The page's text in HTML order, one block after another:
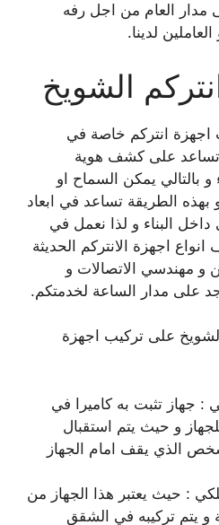
مدار العام من اجل رفه
لدينا.
الشويخ
اجهزة انتركم خاصة في
تساعد على كشف هوية
بالتالي يمكن السماح او
الطريقة تساعد في ابعاد
البناء و لذا نعمل في
اجهزة الانتركم الحديثة
و مهندسي الاتصالات و
على مدار الساعة لخدمتكم.
على تركيب اجهزة
: جهاز تثبت به كاميرا في
و حيث يتم استقبال
الذي يقف امام الجهاز
: حيث يعتبر هذا الجهاز من
و يتم تركيبه في الشقق